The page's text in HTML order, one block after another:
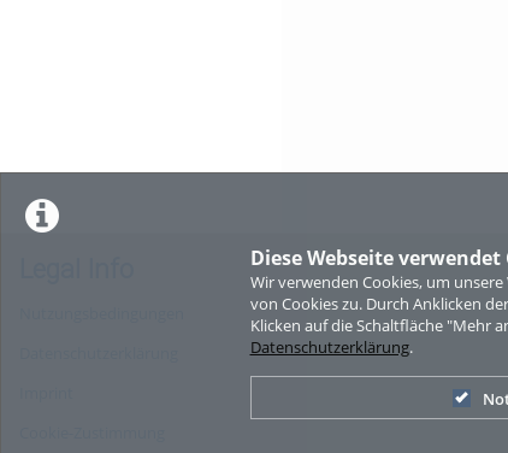
Diese Webseite verwendet
Wir verwenden Cookies, um
von Cookies zu. Durch Anklicken
Klicken auf die Schaltfläche "Mehr
Datenschutzerklärung.